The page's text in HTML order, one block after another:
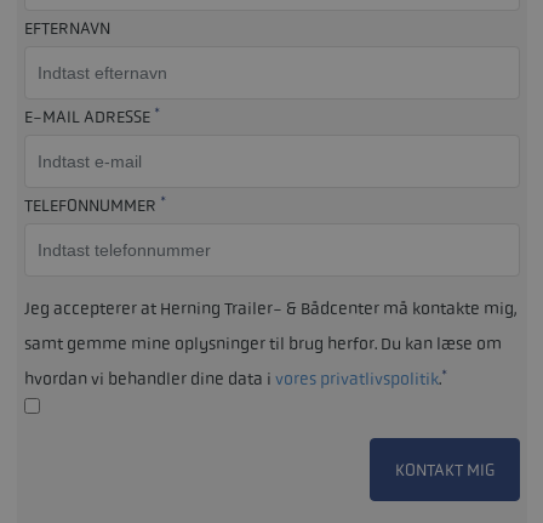
EFTERNAVN
E-MAIL ADRESSE *
TELEFONNUMMER *
Jeg accepterer at Herning Trailer- & Bådcenter må kontakte mig,
samt gemme mine oplysninger til brug herfor. Du kan læse om
hvordan vi behandler dine data i vores privatlivspolitik.*
KONTAKT MIG